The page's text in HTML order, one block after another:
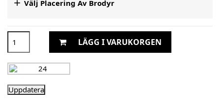
 Välj Placering Av Brodyr
LÄGG I VARUKORGEN